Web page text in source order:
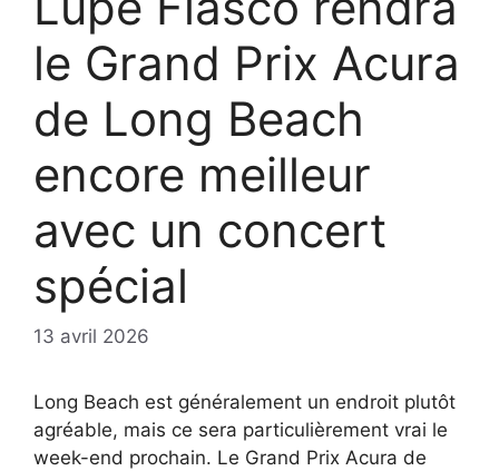
le Grand Prix Acura
de Long Beach
encore meilleur
avec un concert
spécial
13 avril 2026
Long Beach est généralement un endroit plutôt
agréable, mais ce sera particulièrement vrai le
week-end prochain. Le Grand Prix Acura de